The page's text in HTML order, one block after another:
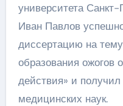
университета Санкт-
Иван Павлов
диссертацию на
образования ожогов
действия» и получил
медицинских наук.